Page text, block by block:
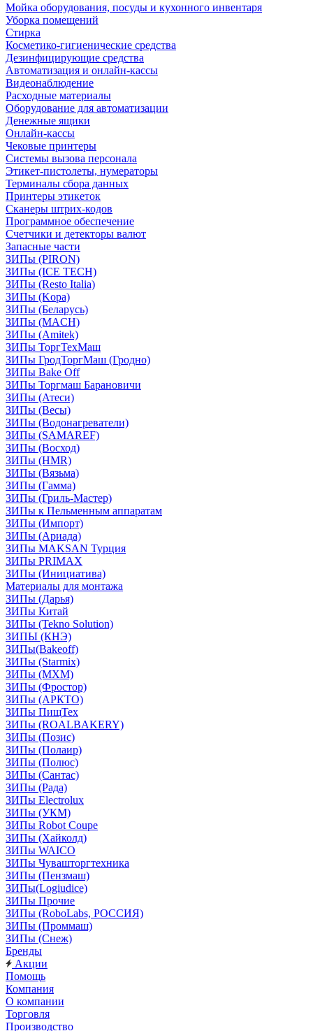
Мойка оборудования, посуды и кухонного инвентаря
Уборка помещений
Стирка
Косметико-гигиенические средства
Дезинфицирующие средства
Автоматизация и онлайн-кассы
Видеонаблюдение
Расходные материалы
Оборудование для автоматизации
Денежные ящики
Онлайн-кассы
Чековые принтеры
Системы вызова персонала
Этикет-пистолеты, нумераторы
Терминалы сбора данных
Принтеры этикеток
Сканеры штрих-кодов
Программное обеспечение
Счетчики и детекторы валют
Запасные части
ЗИПы (PIRON)
ЗИПы (ICE TECH)
ЗИПы (Resto Italia)
ЗИПы (Kopa)
ЗИПы (Беларусь)
ЗИПы (MACH)
ЗИПы (Amitek)
ЗИПы ТоргТехМаш
ЗИПы ГродТоргМаш (Гродно)
ЗИПы Bake Off
ЗИПы Торгмаш Барановичи
ЗИПы (Атеси)
ЗИПы (Весы)
ЗИПы (Водонагреватели)
ЗИПы (SAMAREF)
ЗИПы (Восход)
ЗИПы (HMR)
ЗИПы (Вязьма)
ЗИПы (Гамма)
ЗИПы (Гриль-Мастер)
ЗИПы к Пельменным аппаратам
ЗИПы (Импорт)
ЗИПы (Ариада)
ЗИПы MAKSAN Турция
ЗИПы PRIMAX
ЗИПы (Инициатива)
Материалы для монтажа
ЗИПы (Дарья)
ЗИПы Китай
ЗИПы (Tekno Solution)
ЗИПЫ (КНЭ)
ЗИПы(Bakeoff)
ЗИПы (Starmix)
ЗИПы (МХМ)
ЗИПы (Фростор)
ЗИПы (АРКТО)
ЗИПы ПищТех
ЗИПы (ROALBAKERY)
ЗИПы (Позис)
ЗИПы (Полаир)
ЗИПы (Полюс)
ЗИПы (Сантас)
ЗИПы (Рада)
ЗИПы Electrolux
ЗИПы (УКМ)
ЗИПы Robot Coupe
ЗИПы (Хайколд)
ЗИПы WAICO
ЗИПы Чувашторгтехника
ЗИПы (Пензмаш)
ЗИПы(Logiudice)
ЗИПы Прочие
ЗИПы (RoboLabs, РОССИЯ)
ЗИПы (Проммаш)
ЗИПы (Снеж)
Бренды
Акции
Помощь
Компания
О компании
Торговля
Производство